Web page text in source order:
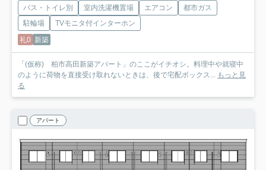
バス・トイレ別 室内洗濯機置場 エアコン
都市ガス
駐輪場
TVモニタ付インターホン
礼0 新築
「(仮称) 柏市高田新築アパート」のここがイチオシ。料理中や就寝中
のように荷物を直接受け取れないときは、後で宅配ボックス... もっと見
る
アパート